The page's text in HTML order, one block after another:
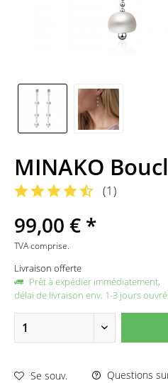
MINAKO
(1)
99,00 € *
TVA comprise.
Livraison offerte
Prêt à expédier immédiatement,
délai de livraison env. 1-3 jours
Se souv. Questions